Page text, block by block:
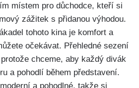
místem pro důchodce, kteří si
zážitek s přidanou výhodou.
tohoto kina je komfort a
očekávat. Přehledné sezení
chceme, aby každý divák
a pohodlí během představení.
a pohodlné, takže si